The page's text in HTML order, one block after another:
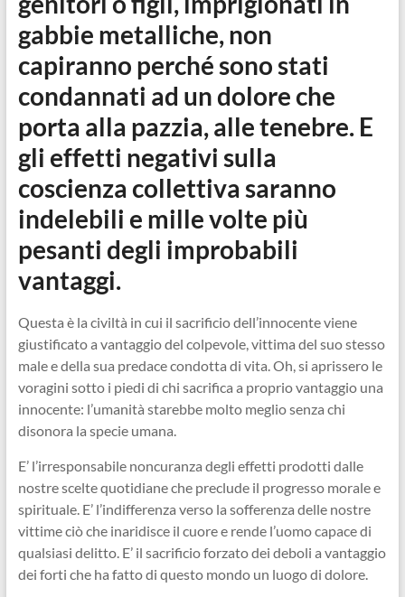
gabbie metalliche, non
capiranno perché sono stati
condannati ad un dolore che
porta alla pazzia, alle tenebre. E
gli effetti negativi sulla
coscienza collettiva saranno
indelebili e mille volte più
pesanti degli improbabili
vantaggi.
Questa è la civiltà in cui il sacrificio dell’innocente viene
giustificato a vantaggio del colpevole, vittima del suo stesso
male e della sua predace condotta di vita. Oh, si aprissero le
voragini sotto i piedi di chi sacrifica a proprio vantaggio una
innocente: l’umanità starebbe molto meglio senza chi
disonora la specie umana.
E’ l’irresponsabile noncuranza degli effetti prodotti dalle
nostre scelte quotidiane che preclude il progresso morale e
spirituale. E’ l’indifferenza verso la sofferenza delle nostre
vittime ciò che inaridisce il cuore e rende l’uomo capace di
qualsiasi delitto. E’ il sacrificio forzato dei deboli a vantaggio
dei forti che ha fatto di questo mondo un luogo di dolore.